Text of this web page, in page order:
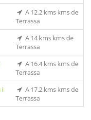
A 12.2 kms kms de
Terrassa
A 14 kms kms de
Terrassa
A 16.4 kms kms de
Terrassa
i
A 17.2 kms kms de
Terrassa